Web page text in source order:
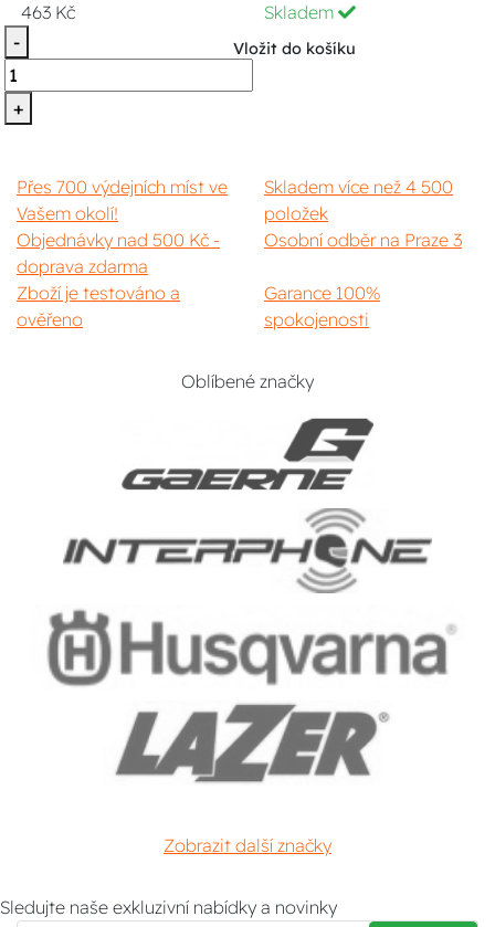
463 Kč
Skladem
-
+
Vložit do košíku
Přes 700 výdejních míst ve
Vašem okolí!
Skladem více než 4 500
položek
Objednávky nad 500 Kč -
doprava zdarma
Osobní odběr na Praze 3
Zboží je testováno a
ověřeno
Garance 100%
spokojenosti
Oblíbené značky
Zobrazit další značky
Sledujte naše exkluzivní nabídky a novinky